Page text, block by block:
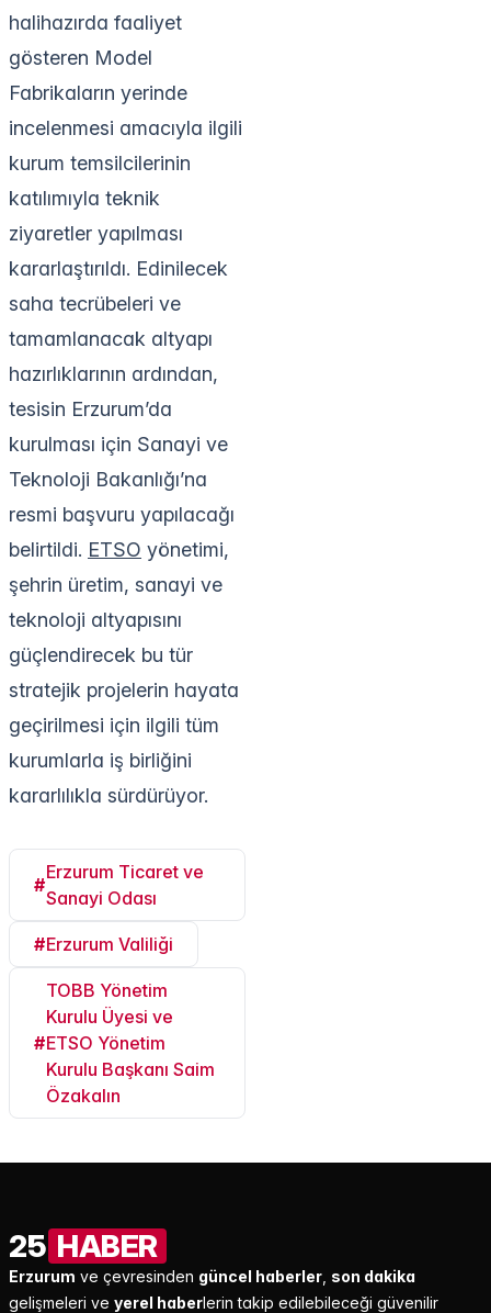
halihazırda faaliyet
gösteren Model
Fabrikaların yerinde
incelenmesi amacıyla ilgili
kurum temsilcilerinin
katılımıyla teknik
ziyaretler yapılması
kararlaştırıldı. Edinilecek
saha tecrübeleri ve
tamamlanacak altyapı
hazırlıklarının ardından,
tesisin Erzurum’da
kurulması için Sanayi ve
Teknoloji Bakanlığı’na
resmi başvuru yapılacağı
belirtildi. ETSO yönetimi,
şehrin üretim, sanayi ve
teknoloji altyapısını
güçlendirecek bu tür
stratejik projelerin hayata
geçirilmesi için ilgili tüm
kurumlarla iş birliğini
kararlılıkla sürdürüyor.
#
Erzurum Ticaret ve
Sanayi Odası
#Erzurum Valiliği
#
TOBB Yönetim
Kurulu Üyesi ve
ETSO Yönetim
Kurulu Başkanı Saim
Özakalın
25 HABER
Erzurum ve çevresinden güncel haberler son dakika
gelişmeleri ve yerel haberlerin takip edilebileceği güvenilir